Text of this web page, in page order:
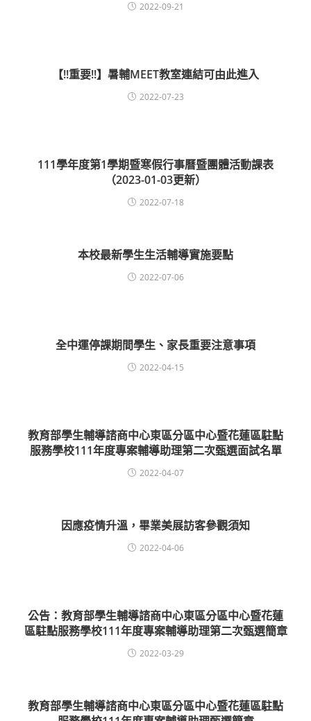
2022-09-21
【!!重要!!】暑輔MEET教室連結可由此進入
2022-07-23
111學年度第1學期暨寒假行事曆暨團體活動課表
（2023-01-03更新）
2022-07-18
本校最新學生生活輔導實施要點
2022-07-06
全中運停課期間學生、家長重要注意事項
2022-04-15
教育部學生輔導諮商中心東區分區中心暨花蓮區駐點
服務學校111年度專案輔導助理第二次甄選面試名單
2022-04-07
因應疫情升溫，畢業美展訪客參觀須知
2022-04-06
公告：教育部學生輔導諮商中心東區分區中心暨花蓮
區駐點服務學校111年度專案輔導助理第二次甄選簡章
2022-03-29
教育部學生輔導諮商中心東區分區中心暨花蓮區駐點